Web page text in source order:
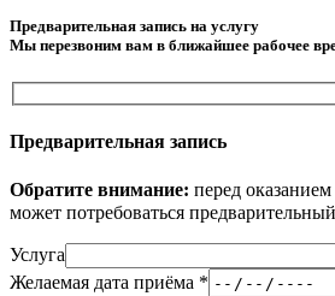
Предварительная запись на услугу
Мы перезвоним вам в ближайшее рабочее
Предварительная запись
Обратите внимание: перед
может потребоваться
Услуга
Желаемая дата приёма *